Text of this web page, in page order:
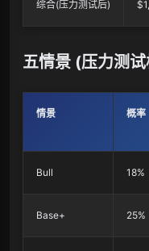
综合(压力测试后)
五情景 (压力测
情景 概率
Bull 18%
Base+ 25%